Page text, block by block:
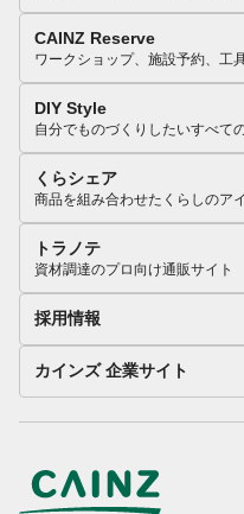
CAINZ Reserve
ワークショップ、施設予約、工
DIY Style
自分でものづくりしたいすべて
くらシェア
商品を組み合わせたくらしのア
トラノテ
資材調達のプロ向け通販サイト
採用情報
カインズ 企業サイト